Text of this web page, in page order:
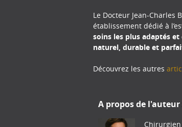
Le Docteur Jean-
établissement dédié à
soins les plus adaptés
naturel, durable et
Découvrez les autres
A propos de l'auteur